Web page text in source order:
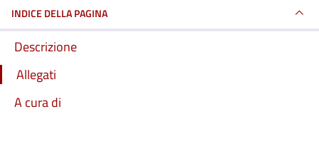
INDICE DELLA PAGINA
Descrizione
Allegati
A cura di